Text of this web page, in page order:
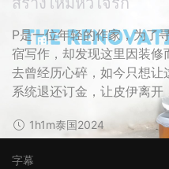
P是一位年轻的作家，为了
宿写作，却发现这里因装
去曾经历心碎，如今只想
系统退还订金，让皮伊离开
1h1m泰国2024
字幕